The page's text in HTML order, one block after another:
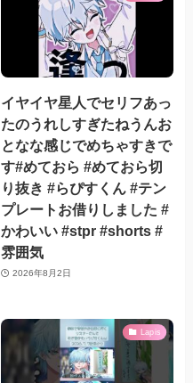
イヤイヤ星人でセリフあっ
たのうれしすぎたねうんお
となな感じでめちゃすきで
す#めておら #めておら切
り抜き #らぴすくん #テン
プレートお借りしました #
かわいい #stpr #shorts #
雰囲気
2026年8月2日
Lapis